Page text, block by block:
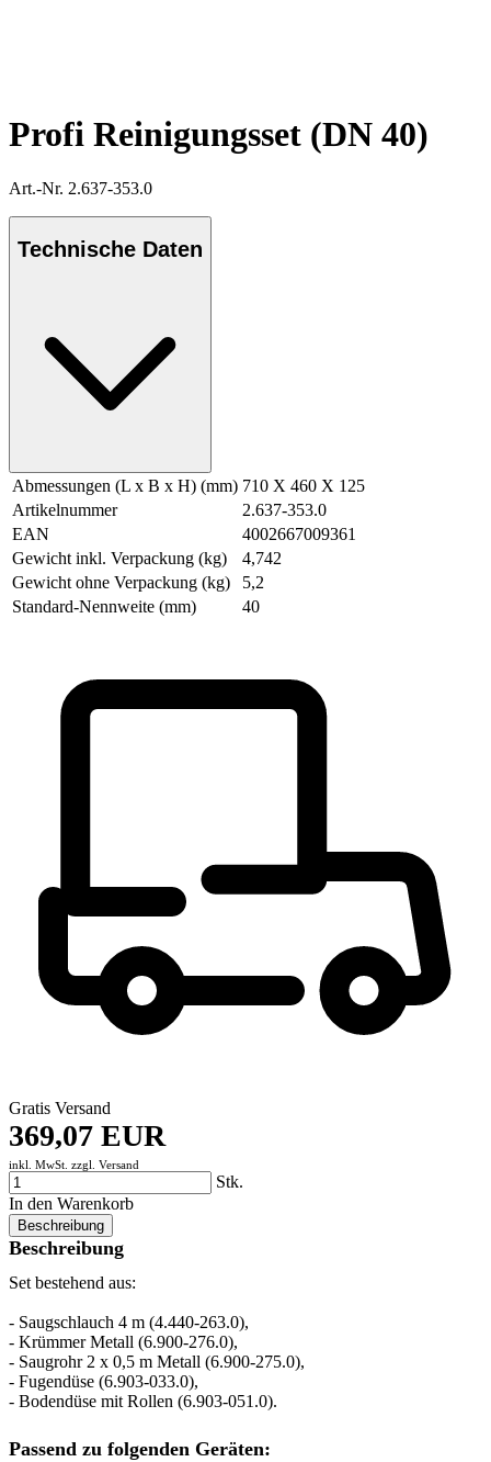
Profi Reinigungsset (DN 40)
Art.-Nr. 2.637-353.0
Technische Daten
Abmessungen (L x B x H) (mm) 710 X 460 X 125
Artikelnummer
2.637-353.0
EAN
4002667009361
Gewicht inkl. Verpackung (kg)
4,742
Gewicht ohne Verpackung (kg)
5,2
Standard-Nennweite (mm)
40
Gratis Versand
369,07 EUR
inkl. MwSt. zzgl. Versand
Stk.
In den Warenkorb
Beschreibung
Beschreibung
Set bestehend aus:
- Saugschlauch 4 m (4.440-263.0),
- Krümmer Metall (6.900-276.0),
- Saugrohr 2 x 0,5 m Metall (6.900-275.0),
- Fugendüse (6.903-033.0),
- Bodendüse mit Rollen (6.903-051.0).
Passend zu folgenden Geräten: